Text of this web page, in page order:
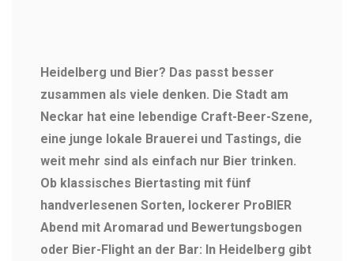
Heidelberg und Bier? Das passt besser
zusammen als viele denken. Die Stadt am
Neckar hat eine lebendige Craft-Beer-Szene,
eine junge lokale Brauerei und Tastings, die
weit mehr sind als einfach nur Bier trinken.
Ob klassisches Biertasting mit fünf
handverlesenen Sorten, lockerer ProBIER
Abend mit Aromarad und Bewertungsbogen
oder Bier-Flight an der Bar: In Heidelberg gibt